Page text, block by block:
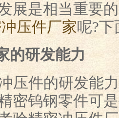
展是相当重要
压件厂家呢?
的研发能力
压件的研发能
密钨钢零件可